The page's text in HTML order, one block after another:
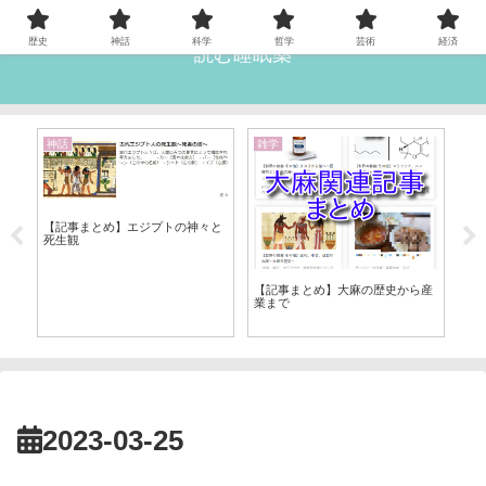
読む睡眠薬
神話
【記事まとめ】エジプトの神々と
死生観
雑学
【記事まとめ】大麻の歴史から産
業まで
2023-03-25
歴史 神話 科学 哲学 芸術 経済